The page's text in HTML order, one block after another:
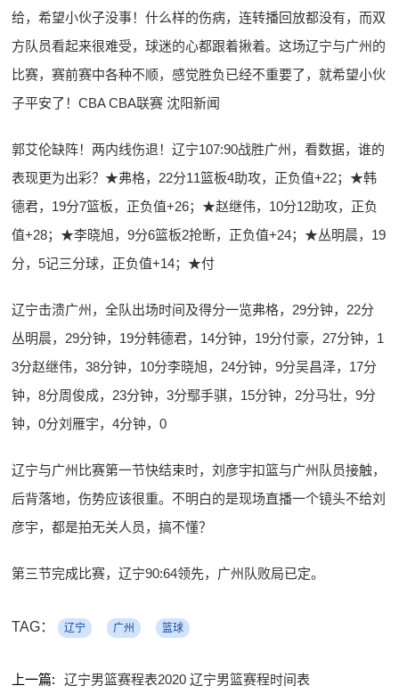
给，希望小伙子没事！什么样的伤病，连转播回放都没有，而双
方队员看起来很难受，球迷的心都跟着揪着。这场辽宁与广州的
比赛，赛前赛中各种不顺，感觉胜负已经不重要了，就希望小伙
子平安了！CBA CBA联赛 沈阳新闻
郭艾伦缺阵！两内线伤退！辽宁107:90战胜广州，看数据，谁的
表现更为出彩？★弗格，22分11篮板4助攻，正负值+22；★韩
德君，19分7篮板，正负值+26；★赵继伟，10分12助攻，正负
值+28；★李晓旭，9分6篮板2抢断，正负值+24；★丛明晨，19
分，5记三分球，正负值+14；★付
辽宁击溃广州，全队出场时间及得分一览弗格，29分钟，22分
丛明晨，29分钟，19分韩德君，14分钟，19分付豪，27分钟，1
3分赵继伟，38分钟，10分李晓旭，24分钟，9分吴昌泽，17分
钟，8分周俊成，23分钟，3分鄢手骐，15分钟，2分马壮，9分
钟，0分刘雁宇，4分钟，0
辽宁与广州比赛第一节快结束时，刘彦宇扣篮与广州队员接触，
后背落地，伤势应该很重。不明白的是现场直播一个镜头不给刘
彦宇，都是拍无关人员，搞不懂？
第三节完成比赛，辽宁90:64领先，广州队败局已定。
TAG： 辽宁 广州 篮球
上一篇: 辽宁男篮赛程表2020 辽宁男篮赛程时间表